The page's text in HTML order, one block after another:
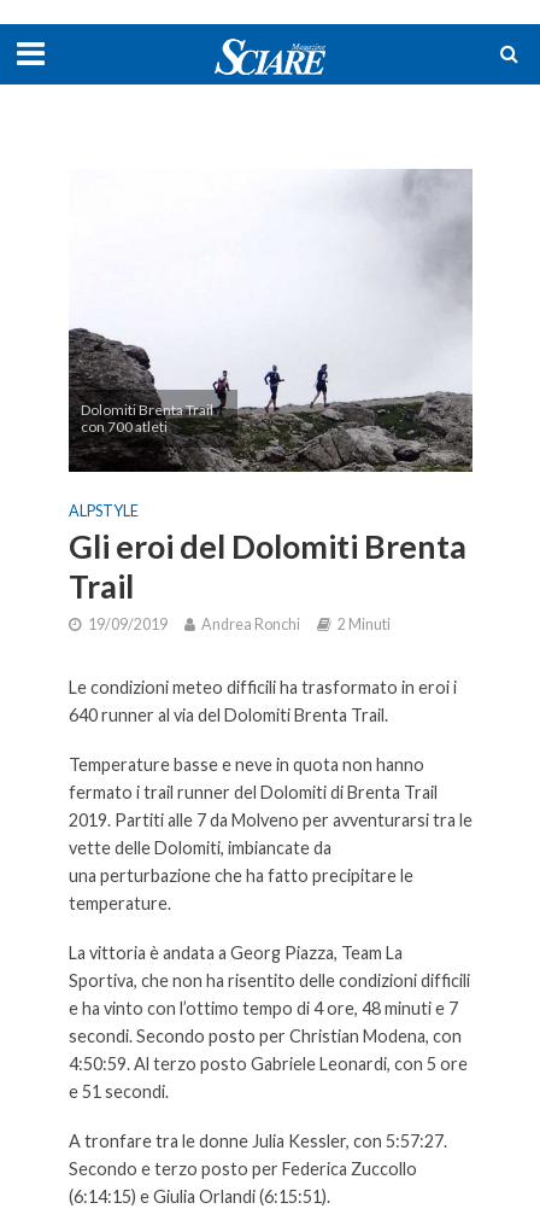
Dolomiti Brenta Trail
con 700 atleti
ALPSTYLE
Gli eroi del Dolomiti Brenta
Trail
19/09/2019 Andrea Ronchi 2 Minuti
Le condizioni meteo difficili ha trasformato in eroi i
640 runner al via del Dolomiti Brenta Trail.
Temperature basse e neve in quota non hanno
fermato i trail runner del Dolomiti di Brenta Trail
2019. Partiti alle 7 da Molveno per avventurarsi tra le
vette delle Dolomiti, imbiancate da
una perturbazione che ha fatto precipitare le
temperature.
La vittoria è andata a Georg Piazza, Team La
Sportiva, che non ha risentito delle condizioni difficili
e ha vinto con l’ottimo tempo di 4 ore, 48 minuti e 7
secondi. Secondo posto per Christian Modena, con
4:50:59. Al terzo posto Gabriele Leonardi, con 5 ore
e 51 secondi.
A tronfare tra le donne Julia Kessler, con 5:57:27.
Secondo e terzo posto per Federica Zuccollo
(6:14:15) e Giulia Orlandi (6:15:51).